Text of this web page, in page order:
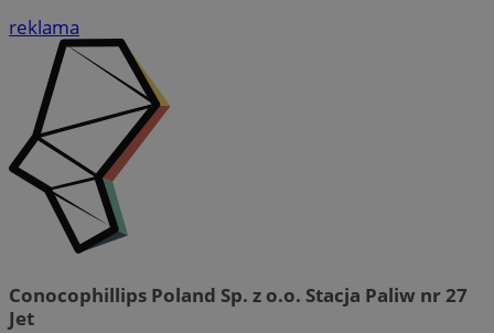
reklama
Conocophillips Poland Sp. z o.o. Stacja Paliw nr 27
Jet